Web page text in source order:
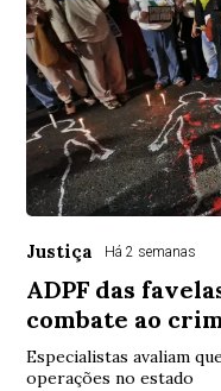
Justiça Há 2 semanas
ADPF das
combate ao
Especialistas avaliam
operações no estado